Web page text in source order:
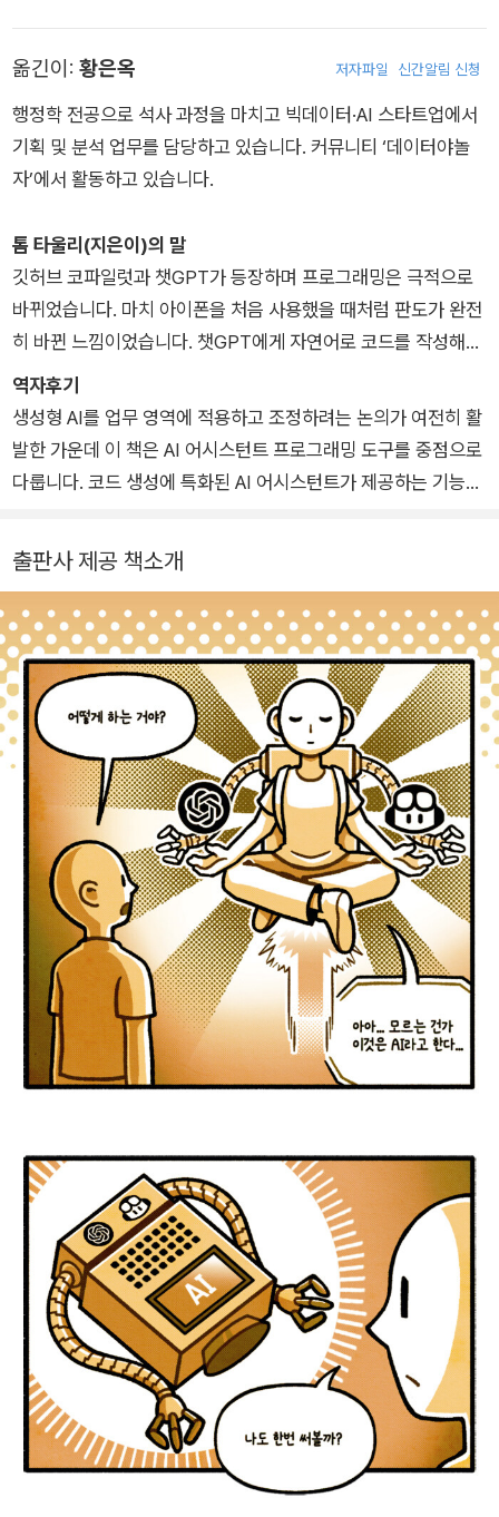
2023 ), 『AI 시대의 프로그래머』(한빛미디어, 2024)를 번역했
습니다.
옮긴이: 황은옥 저자파일 신간알림 신청
행정학 전공으로 석사 과정을 마치고 빅데이터·AI 스타트업에서
기획 및 분석 업무를 담당하고 있습니다. 커뮤니티 ‘데이터야놀
자’에서 활동하고 있습니다.
톰 타울리(지은이)의 말
깃허브 코파일럿과 챗GPT가 등장하며 프로그래밍은 극적으로
바뀌었습니다. 마치 아이폰을 처음 사용했을 때처럼 판도가 완전
히 바뀐 느낌이었습니다. 챗GPT에게 자연어로 코드를 작성해달
라고 요청하거나 비주얼 스튜디오 코드에서 코드 작성에 필요한
내용을 입력하면, 원하는 코드가 생성됩니다. 거기다 챗GPT는
이미지를 코드로 변환하기까지 합니다. 저는 실제로 앱을 만들면
서 챗GPT를 사용하기 시작했습니다. 챗GPT는 브레인스토밍이
개발 분야에 첫발을 내딛는 신입부터 오랜 연차의 시니어 개발자
분의 실무에 도움을 주는 지침서가 되길 바랍니다.
역자후기
생성형 AI를 업무 영역에 적용하고 조정하려는 논의가 여전히 활
발한 가운데 이 책은 AI 어시스턴트 프로그래밍 도구를 중점으로
다룹니다. 코드 생성에 특화된 AI 어시스턴트가 제공하는 기능을
을 사용하는 방법을 상세하게 기술합니다.
모쪼록 독자 여러분께서 이 책을 통해 놀랍게 진보하는 AI 어시스
턴트를 경험하고 비교하며, 필요에 가장 적합한 페어 프로그래머
를 찾으실 수 있기를 바랍니다.
출판사 제공 책소개